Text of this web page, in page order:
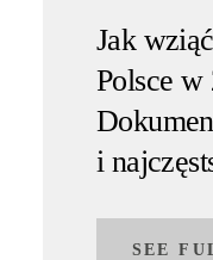
Jak
Polsce w
i
SEE